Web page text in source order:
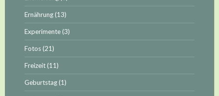
Ernährung(13)
Experimente(3)
Fotos(21)
Freizeit(11)
Geburtstag(1)